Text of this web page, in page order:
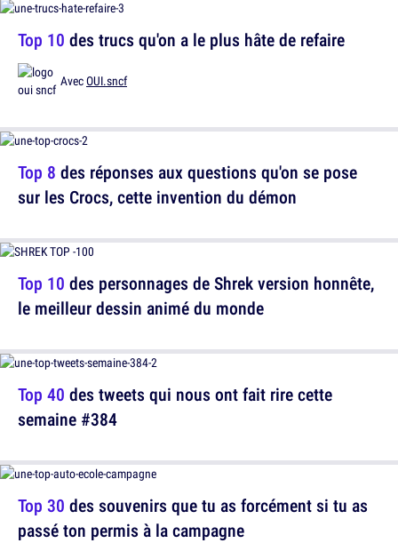
Top 10 des trucs qu'on a le plus hâte de refaire
AvecOUI.sncf
Top 10 des personnages de Shrek version honnête,
le meilleur dessin animé du monde
Top 30 des souvenirs que tu as forcément si tu as
passé ton permis à la campagne
Top 8 des réponses aux questions qu'on se pose
sur les Crocs, cette invention du démon
Top 40 des tweets qui nous ont fait rire cette
semaine #384